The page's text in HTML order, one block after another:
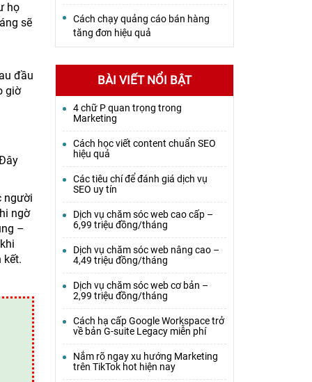
họ
sẽ
đầu
giờ
người
ngờ
–
kết.
Cách chạy quảng cáo bán hàng
tăng đơn hiệu quả
BÀI VIẾT NỔI BẬT
4 chữ P quan trọng trong
Marketing
Cách học viết content chuẩn SEO
hiệu quả
Các tiêu chí để đánh giá dịch vụ
SEO uy tín
Dịch vụ chăm sóc web cao cấp –
6,99 triệu đồng/tháng
Dịch vụ chăm sóc web nâng cao –
4,49 triệu đồng/tháng
Dịch vụ chăm sóc web cơ bản –
2,99 triệu đồng/tháng
Cách hạ cấp Google Workspace trở
về bản G-suite Legacy miễn phí
Nắm rõ ngay xu hướng Marketing
trên TikTok hot hiện nay